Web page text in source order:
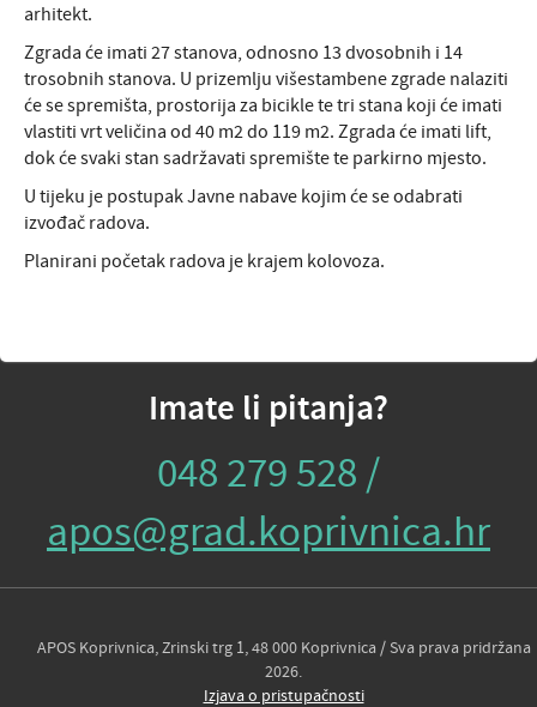
arhitekt.
Zgrada će imati 27 stanova, odnosno 13 dvosobnih i 14
trosobnih stanova. U prizemlju višestambene zgrade nalaziti
će se spremišta, prostorija za bicikle te tri stana koji će imati
vlastiti vrt veličina od 40 m2 do 119 m2. Zgrada će imati lift,
dok će svaki stan sadržavati spremište te parkirno mjesto.
U tijeku je postupak Javne nabave kojim će se odabrati
izvođač radova.
Planirani početak radova je krajem kolovoza.
Imate li pitanja?
048 279 528 /
apos@grad.koprivnica.hr
APOS Koprivnica, Zrinski trg 1, 48 000 Koprivnica / Sva prava pridržana
2026.
Izjava o pristupačnosti